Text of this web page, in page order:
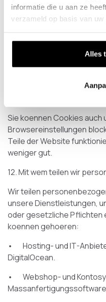
informatie die u aan ze
verzameld op basis van
Alles
• Praeferenz-Cookies:
Sprache oder Cookie-
• Statistik-Cookies:
Besucher die Website
dafuer eine Einwilligung
Sie koennen Cookies auch
Browsereinstellungen
Teile der Website
weniger gut.
12. Mit wem teilen wir
Wir teilen
unsere Dienstleistungen,
oder gesetzliche Pflichten
koennen gehoeren:
• Hosting- und IT-
DigitalOcean.
• Webshop- und